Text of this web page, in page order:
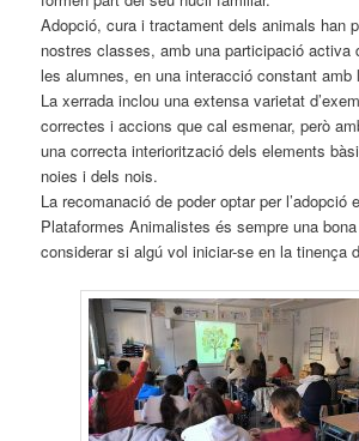
Adopció, cura i tractament dels animals han
nostres classes, amb una participació activa
les alumnes, en una interacció constant amb
La xerrada inclou una extensa varietat
correctes i accions que cal esmenar, però
una correcta interiorització dels elements
noies i dels nois.
La recomanació de poder optar per l’adopció
Plataformes Animalistes és sempre una
considerar si algú vol iniciar-se en la tinença